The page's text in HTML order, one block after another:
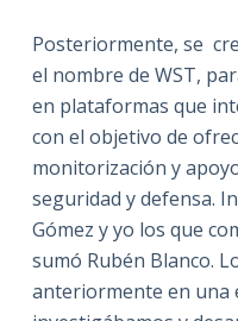
Posteriormente, se
el nombre de WST,
en plataformas que
con el objetivo de
monitorización y
seguridad y defensa.
Gómez y yo los que
sumó Rubén Blanco.
anteriormente en una